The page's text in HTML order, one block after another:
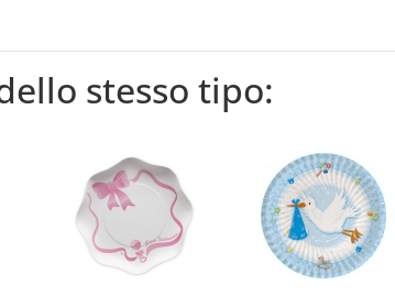
stesso tipo: